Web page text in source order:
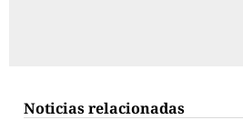
Noticias relacionadas